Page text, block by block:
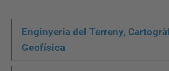
Enginyeria del Terreny,
Geofísica